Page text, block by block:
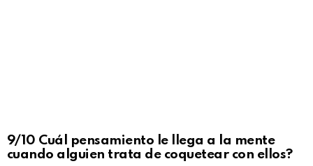
9/10 Cuál pensamiento le llega a la mente
cuando alguien trata de coquetear con ellos?